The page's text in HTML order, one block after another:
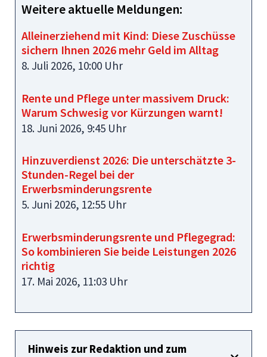
Weitere aktuelle Meldungen:
Alleinerziehend mit Kind: Diese Zuschüsse
sichern Ihnen 2026 mehr Geld im Alltag
8. Juli 2026, 10:00 Uhr
Rente und Pflege unter massivem Druck:
Warum Schwesig vor Kürzungen warnt!
18. Juni 2026, 9:45 Uhr
Hinzuverdienst 2026: Die unterschätzte 3-
Stunden-Regel bei der
Erwerbsminderungsrente
5. Juni 2026, 12:55 Uhr
Erwerbsminderungsrente und Pflegegrad:
So kombinieren Sie beide Leistungen 2026
richtig
17. Mai 2026, 11:03 Uhr
Hinweis zur Redaktion und zum